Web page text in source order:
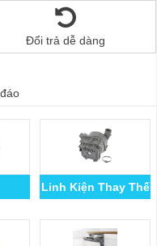
Đổi trả dễ dàng
Linh Kiện Thay Thế